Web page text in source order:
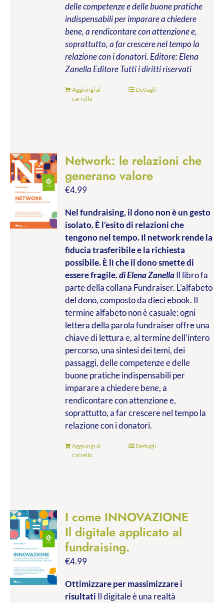
delle competenze e delle buone pratiche
indispensabili per imparare a chiedere
bene, a rendicontare con attenzione e,
soprattutto, a far crescere nel tempo la
relazione con i donatori. Editore: Elena
Zanella EditoreTutti i diritti riservati
Aggiungi al
carrello
Dettagli
Network: le relazioni che
generano valore
€4.99
Nel fundraising, il dono non è un gesto
isolato. È l’esito di relazioni che
tengono nel tempo. Il network rende la
fiducia trasferibile e la richiesta
possibile. È lì che il dono smette di
essere fragile.di Elena ZanellaIl libro fa
parte della collana Fundraiser. L’alfabeto
del dono, composto da dieci ebook. Il
termine alfabeto non è casuale: ogni
lettera della parola fundraiser offre una
chiave di lettura e, al termine dell’intero
percorso, una sintesi dei temi, dei
passaggi, delle competenze e delle
buone pratiche indispensabili per
imparare a chiedere bene, a
rendicontare con attenzione e,
soprattutto, a far crescere nel tempo la
relazione con i donatori.
Aggiungi al
carrello
Dettagli
I come INNOVAZIONE
Il digitale applicato al
fundraising.
€4.99
Ottimizzare per massimizzare i
risultati Il digitale è una realtà